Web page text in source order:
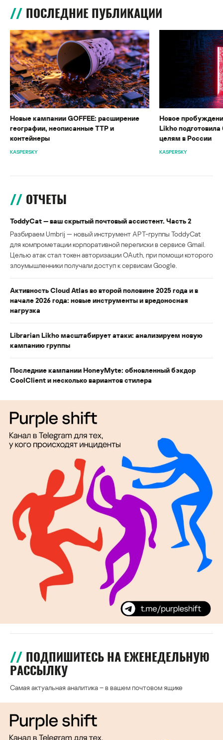
ПОСЛЕДНИЕ ПУБЛИКАЦИИ
Новые кампании GOFFEE: расширение
географии, неописанные TTP и
контейнеры
KASPERSKY
Новое
Likho
целям в России
KASPERSKY
ОТЧЕТЫ
ToddyCat — ваш скрытый почтовый ассистент. Часть 2
Разбираем Umbrij — новый инструмент APT-группы ToddyCat
для компрометации корпоративной переписки в сервисе Gmail.
Целью атак стал токен авторизации OAuth, при помощи которого
злоумышленники получали доступ к сервисам Google.
Активность Cloud Atlas во второй половине 2025 года и в
начале 2026 года: новые инструменты и вредоносная
нагрузка
Librarian Likho масштабирует атаки: анализируем новую
кампанию группы
Последние кампании HoneyMyte: обновленный бэкдор
CoolClient и несколько вариантов стилера
ПОДПИШИТЕСЬ НА ЕЖЕНЕДЕЛЬНУЮ
РАССЫЛКУ
Самая актуальная аналитика – в вашем почтовом ящике